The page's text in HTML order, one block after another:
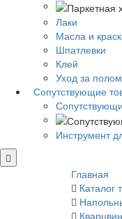
Лаки
Масла и
Шпатлевки
Клей
Уход за полом
Сопутствующие
Инструмент
Главная
Каталог